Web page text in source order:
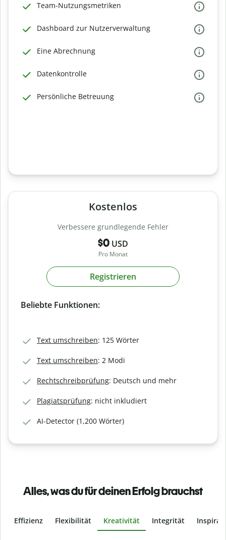
Team-Nutzungsmetriken
Dashboard zur Nutzerverwaltung
Eine Abrechnung
Datenkontrolle
Persönliche Betreuung
Kostenlos
Verbessere grundlegende Fehler
$0 USD
Pro Monat
Registrieren
Beliebte Funktionen:
Text umschreiben: 125 Wörter
Text umschreiben: 2 Modi
Rechtschreibprüfung: Deutsch und mehr
Plagiatsprüfung: nicht inkludiert
AI-Detector (1,200 Wörter)
Alles, was du für deinen Erfolg brauchst
Effizienz Flexibilität Kreativität Integrität